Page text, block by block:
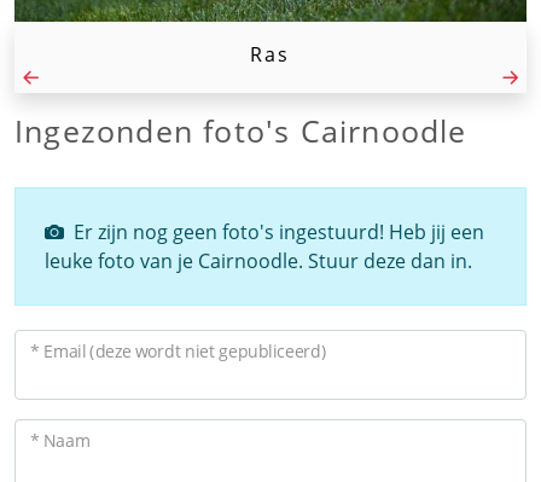
Ras
Ingezonden foto's Cairnoodle
Er zijn nog geen foto's ingestuurd! Heb jij een
leuke foto van je Cairnoodle. Stuur deze dan in.
* Email (deze wordt niet gepubliceerd)
* Naam